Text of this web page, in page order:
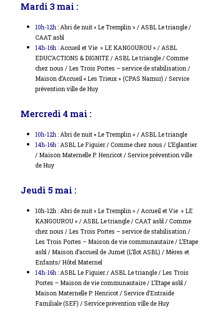
Mardi 3 mai :
10h-12h : Abri de nuit « Le Tremplin » / ASBL Le triangle /
CAAT asbl
14h-16h : Accueil et Vie » LE KANGOUROU » / ASBL
EDUC’ACTIONS & DIGNITE / ASBL Le triangle / Comme
chez nous / Les Trois Portes – service de stabilisation /
Maison d’Accueil « Les Trieux » (CPAS Namur) / Service
prévention ville de Huy
Mercredi 4 mai :
10h-12h : Abri de nuit « Le Tremplin » / ASBL Le triangle
14h-16h : ASBL Le Figuier / Comme chez nous / L’Eglantier
/ Maison Maternelle P. Henricot / Service prévention ville
de Huy
Jeudi 5 mai :
10h-12h : Abri de nuit « Le Tremplin » / Accueil et Vie » LE
KANGOUROU » / ASBL Le triangle / CAAT asbl / Comme
chez nous / Les Trois Portes – service de stabilisation /
Les Trois Portes – Maison de vie communautaire / L’Etape
asbl / Maison d’accueil de Jumet (L’Ilot ASBL) / Mères et
Enfants/ Hôtel Maternel
14h-16h : ASBL Le Figuier / ASBL Le triangle / Les Trois
Portes – Maison de vie communautaire / L’Etape asbl /
Maison Maternelle P. Henricot / Service d’Entraide
Familiale (SEF) / Service prévention ville de Huy